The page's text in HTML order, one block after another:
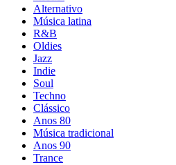
Alternativo
Música latina
R&B
Oldies
Jazz
Indie
Soul
Techno
Clássico
Anos 80
Música tradicional
Anos 90
Trance